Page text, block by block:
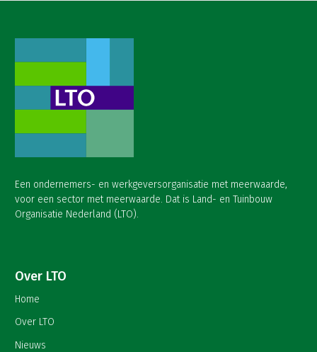
Een ondernemers- en werkgeversorganisatie met meerwaarde,
voor een sector met meerwaarde. Dat is Land- en Tuinbouw
Organisatie Nederland (LTO).
Over LTO
Home
Over LTO
Nieuws